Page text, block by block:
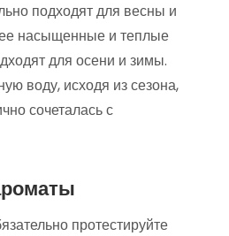
подходят для весны и
насыщенные и теплые
для осени и зимы.
воду, исходя из сезона,
сочеталась с
протестируйте